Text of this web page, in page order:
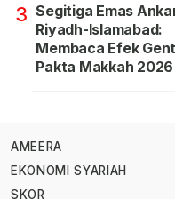
3 Segitiga Emas
Riyadh-Islamabad:
Membaca Efek
Pakta Makkah 2026
AMEERA
EKONOMI SYARIAH
SKOR